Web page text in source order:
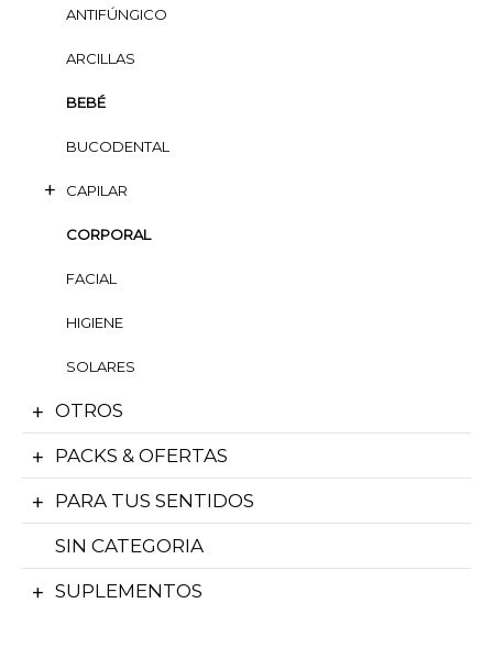
ANTIFÚNGICO
ARCILLAS
BEBÉ
BUCODENTAL
CAPILAR
CORPORAL
FACIAL
HIGIENE
SOLARES
OTROS
PACKS & OFERTAS
PARA TUS SENTIDOS
SIN CATEGORIA
SUPLEMENTOS